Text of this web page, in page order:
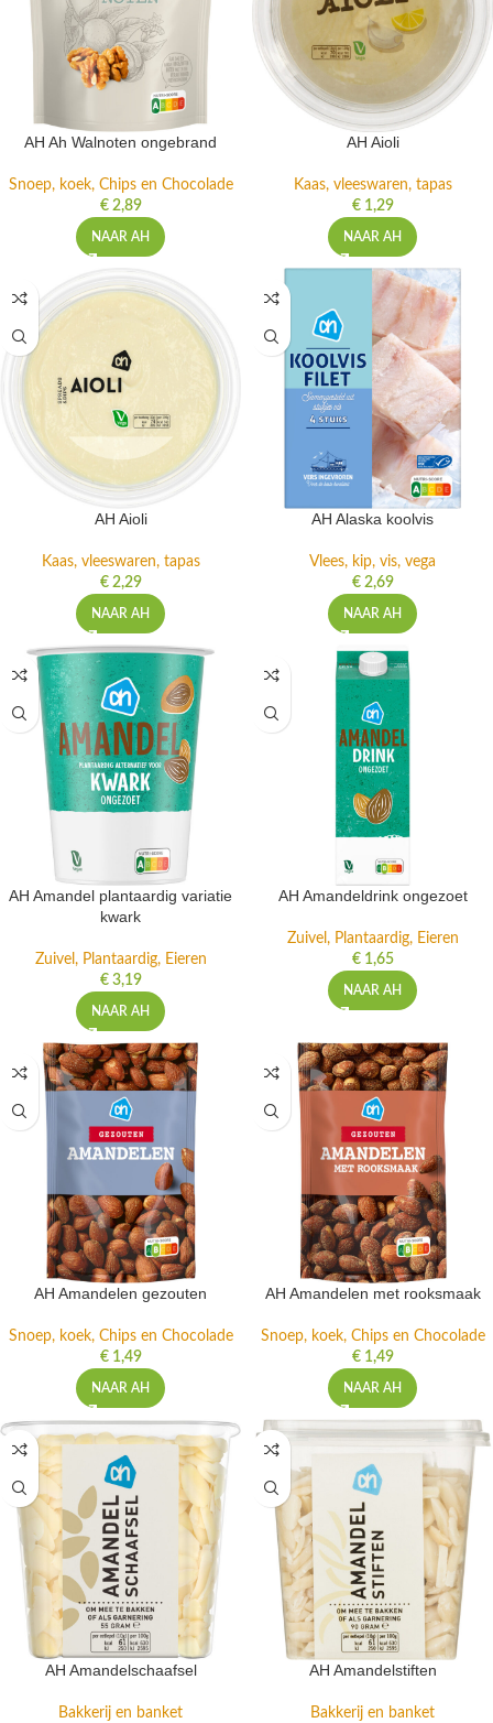
AH Ah Walnoten ongebrand
Snoep, koek, Chips en Chocolade
€2,89
NAAR AH
AH Aioli
Kaas, vleeswaren, tapas
€1,29
NAAR AH
AH Aioli
Kaas, vleeswaren, tapas
€2,29
NAAR AH
AH Alaska koolvis
Vlees, kip, vis, vega
€2,69
NAAR AH
AH Amandel plantaardig variatie
kwark
Zuivel, Plantaardig, Eieren
€3,19
NAAR AH
AH Amandeldrink ongezoet
Zuivel, Plantaardig, Eieren
€1,65
NAAR AH
AH Amandelen gezouten
Snoep, koek, Chips en Chocolade
€1,49
NAAR AH
AH Amandelen met rooksmaak
Snoep, koek, Chips en Chocolade
€1,49
NAAR AH
AH Amandelschaafsel
Bakkerij en banket
AH Amandelstiften
Bakkerij en banket